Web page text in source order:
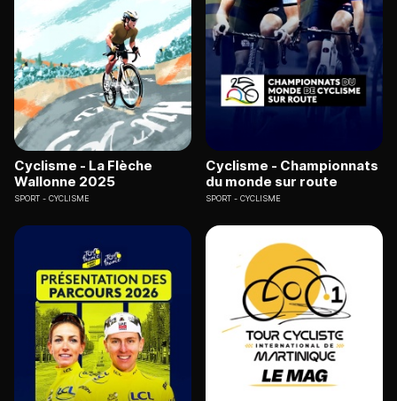
Cyclisme - La Flèche
Wallonne 2025
SPORT CYCLISME
Cyclisme - Championnats
du monde sur route
SPORT CYCLISME